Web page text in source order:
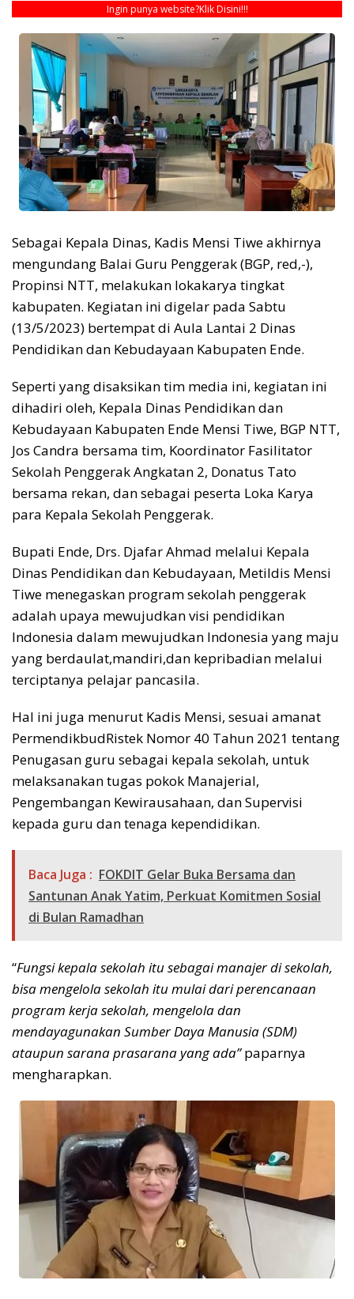
Ingin punya website?Klik Disini!!!
Sebagai Kepala Dinas, Kadis Mensi Tiwe akhirnya
mengundang Balai Guru Penggerak (BGP, red,-),
Propinsi NTT, melakukan lokakarya tingkat
kabupaten. Kegiatan ini digelar pada Sabtu
(13/5/2023) bertempat di Aula Lantai 2 Dinas
Pendidikan dan Kebudayaan Kabupaten Ende.
Seperti yang disaksikan tim media ini, kegiatan ini
dihadiri oleh, Kepala Dinas Pendidikan dan
Kebudayaan Kabupaten Ende Mensi Tiwe, BGP NTT,
Jos Candra bersama tim, Koordinator Fasilitator
Sekolah Penggerak Angkatan 2, Donatus Tato
bersama rekan, dan sebagai peserta Loka Karya
para Kepala Sekolah Penggerak.
Bupati Ende, Drs. Djafar Ahmad melalui Kepala
Dinas Pendidikan dan Kebudayaan, Metildis Mensi
Tiwe menegaskan program sekolah penggerak
adalah upaya mewujudkan visi pendidikan
Indonesia dalam mewujudkan Indonesia yang maju
yang berdaulat,mandiri,dan kepribadian melalui
terciptanya pelajar pancasila.
Hal ini juga menurut Kadis Mensi, sesuai amanat
PermendikbudRistek Nomor 40 Tahun 2021 tentang
Penugasan guru sebagai kepala sekolah, untuk
melaksanakan tugas pokok Manajerial,
Pengembangan Kewirausahaan, dan Supervisi
kepada guru dan tenaga kependidikan.
Baca Juga : FOKDIT Gelar Buka Bersama dan
Santunan Anak Yatim, Perkuat Komitmen Sosial
di Bulan Ramadhan
“Fungsi kepala sekolah itu sebagai manajer di sekolah,
bisa mengelola sekolah itu mulai dari perencanaan
program kerja sekolah, mengelola dan
mendayagunakan Sumber Daya Manusia (SDM)
ataupun sarana prasarana yang ada”paparnya
mengharapkan.